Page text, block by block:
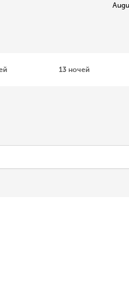
13 ночей